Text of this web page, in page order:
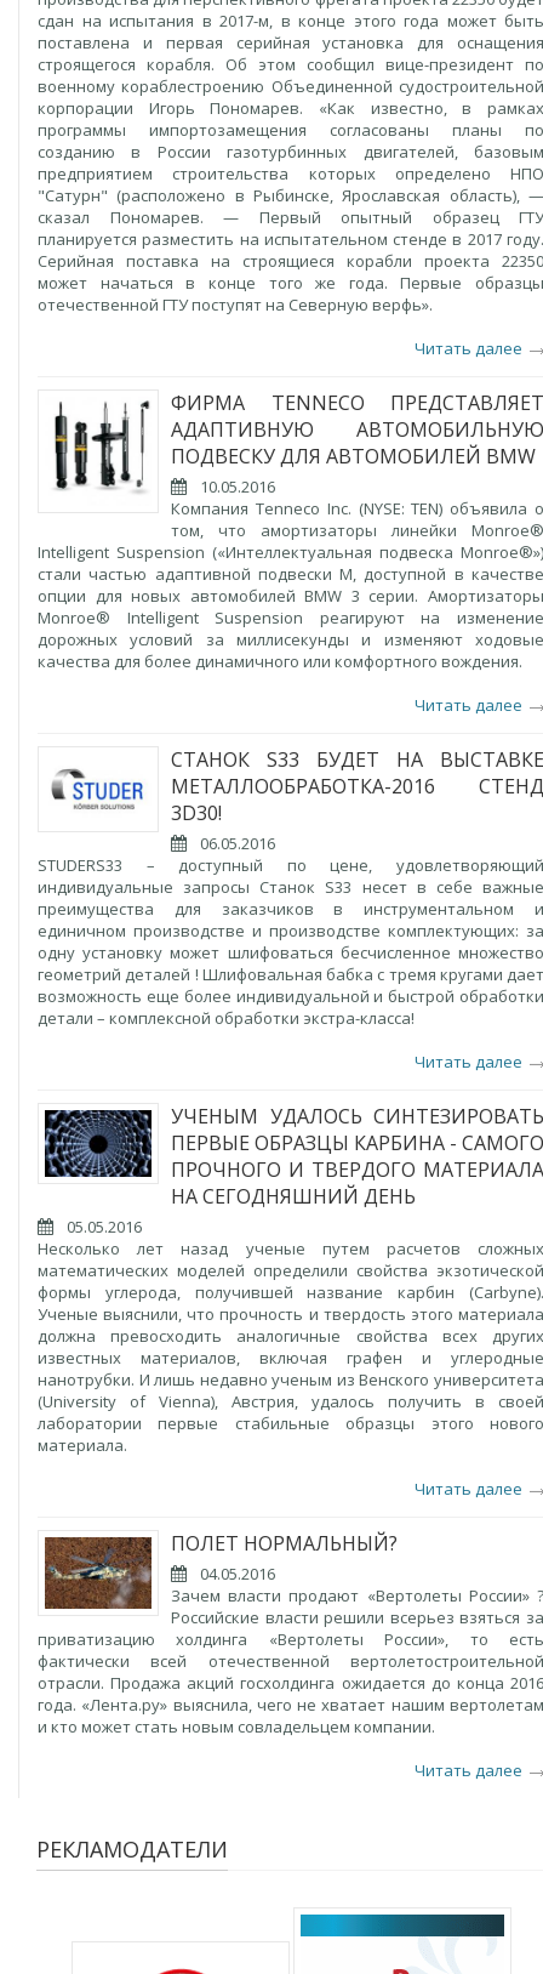
сдан на испытания в 2017-м, в конце этого года может быть
поставлена и первая серийная установка для оснащения
строящегося корабля. Об этом сообщил вице-президент по
военному кораблестроению Объединенной судостроительной
корпорации Игорь Пономарев. «Как известно, в рамках
программы импортозамещения согласованы планы по
созданию в России газотурбинных двигателей, базовым
предприятием строительства которых определено НПО
"Сатурн" (расположено в Рыбинске, Ярославская область), —
сказал Пономарев. — Первый опытный образец ГТУ
планируется разместить на испытательном стенде в 2017 году.
Серийная поставка на строящиеся корабли проекта 22350
может начаться в конце того же года. Первые образцы
отечественной ГТУ поступят на Северную верфь».
Читать далее
ФИРМА TENNECO ПРЕДСТАВЛЯЕТ
АДАПТИВНУЮ АВТОМОБИЛЬНУЮ
ПОДВЕСКУ ДЛЯ АВТОМОБИЛЕЙ BMW
10.05.2016
Компания Tenneco Inc. (NYSE: TEN) объявила о
том, что амортизаторы линейки Monroe®
Intelligent Suspension («Интеллектуальная подвеска Monroe®»)
стали частью адаптивной подвески M, доступной в качестве
опции для новых автомобилей BMW 3 серии. Амортизаторы
Monroe® Intelligent Suspension реагируют на изменение
дорожных условий за миллисекунды и изменяют ходовые
качества для более динамичного или комфортного вождения.
Читать далее
СТАНОК S33 БУДЕТ НА ВЫСТАВКЕ
МЕТАЛЛООБРАБОТКА-2016 СТЕНД
3D30!
06.05.2016
STUDERS33 – доступный по цене, удовлетворяющий
индивидуальные запросы Станок S33 несет в себе важные
преимущества для заказчиков в инструментальном и
единичном производстве и производстве комплектующих: за
одну установку может шлифоваться бесчисленное множество
геометрий деталей ! Шлифовальная бабка с тремя кругами дает
возможность еще более индивидуальной и быстрой обработки
детали – комплексной обработки экстра-класса!
Читать далее
УЧЕНЫМ УДАЛОСЬ СИНТЕЗИРОВАТЬ
ПЕРВЫЕ ОБРАЗЦЫ КАРБИНА - САМОГО
ПРОЧНОГО И ТВЕРДОГО МАТЕРИАЛА
НА СЕГОДНЯШНИЙ ДЕНЬ
05.05.2016
Несколько лет назад ученые путем расчетов сложных
математических моделей определили свойства экзотической
формы углерода, получившей название карбин (Carbyne).
Ученые выяснили, что прочность и твердость этого материала
должна превосходить аналогичные свойства всех других
известных материалов, включая графен и углеродные
нанотрубки. И лишь недавно ученым из Венского университета
(University of Vienna), Австрия, удалось получить в своей
лаборатории первые стабильные образцы этого нового
материала.
Читать далее
ПОЛЕТ НОРМАЛЬНЫЙ?
04.05.2016
Зачем власти продают «Вертолеты России» ?
Российские власти решили всерьез взяться за
приватизацию холдинга «Вертолеты России», то есть
фактически всей отечественной вертолетостроительной
отрасли. Продажа акций госхолдинга ожидается до конца 2016
года. «Лента.ру» выяснила, чего не хватает нашим вертолетам
и кто может стать новым совладельцем компании.
Читать далее
РЕКЛАМОДАТЕЛИ